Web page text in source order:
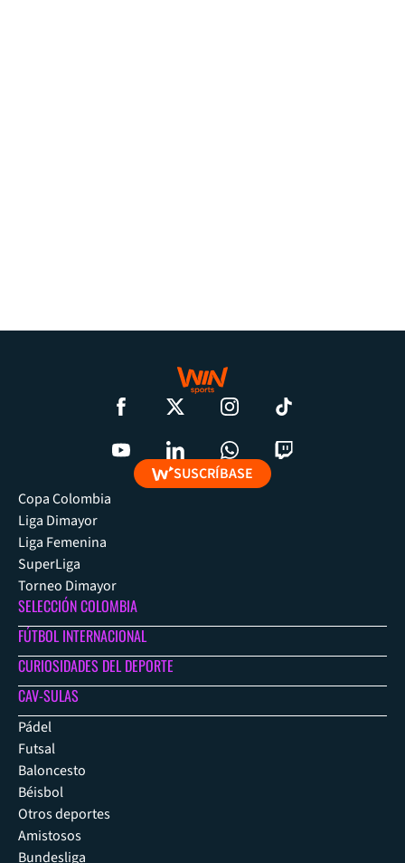
SUSCRÍBASE
Copa Colombia
Liga Dimayor
Liga Femenina
SuperLiga
Torneo Dimayor
SELECCIÓN COLOMBIA
FÚTBOL INTERNACIONAL
CURIOSIDADES DEL DEPORTE
CAV-SULAS
Pádel
Futsal
Baloncesto
Béisbol
Otros deportes
Amistosos
Bundesliga